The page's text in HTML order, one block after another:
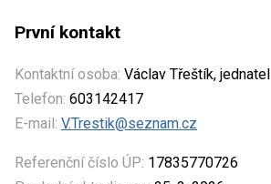
První kontakt
Kontaktní osoba: Václav Třeštík, jednatel
Telefon: 603142417
E-mail: V.Trestik@seznam.cz
Referenční číslo ÚP: 17835770726